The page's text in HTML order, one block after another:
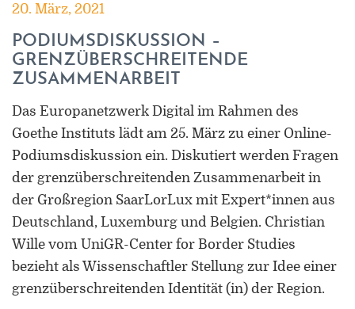
20. März, 2021
PODIUMSDISKUSSION –
GRENZÜBERSCHREITENDE
ZUSAMMENARBEIT
Das Europanetzwerk Digital im Rahmen des
Goethe Instituts lädt am 25. März zu einer Online-
Podiumsdiskussion ein. Diskutiert werden Fragen
der grenzüberschreitenden Zusammenarbeit in
der Großregion SaarLorLux mit Expert*innen aus
Deutschland, Luxemburg und Belgien. Christian
Wille vom UniGR-Center for Border Studies
bezieht als Wissenschaftler Stellung zur Idee einer
grenzüberschreitenden Identität (in) der Region.